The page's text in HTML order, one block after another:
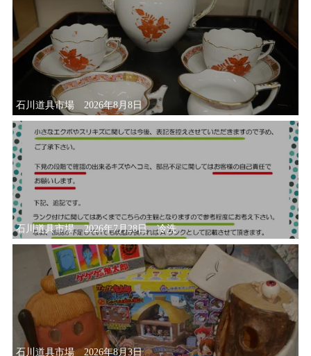
石川道具市場 2026年8月8日
石川道具市場 2026年7月28日 冷洗
石川道具市場 2026年8月3日